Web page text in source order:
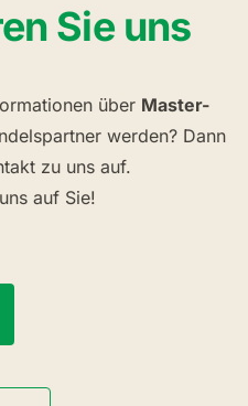
Sie uns
über Master-
werden? Dann
zu uns auf.
auf Sie!